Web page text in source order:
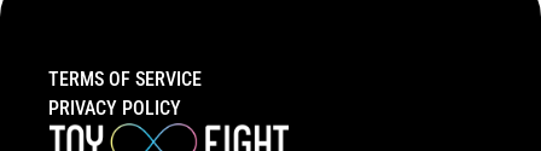
TERMS OF SERVICE
PRIVACY POLICY